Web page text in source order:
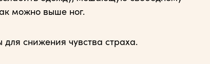
можно выше ног.
снижения чувства страха.